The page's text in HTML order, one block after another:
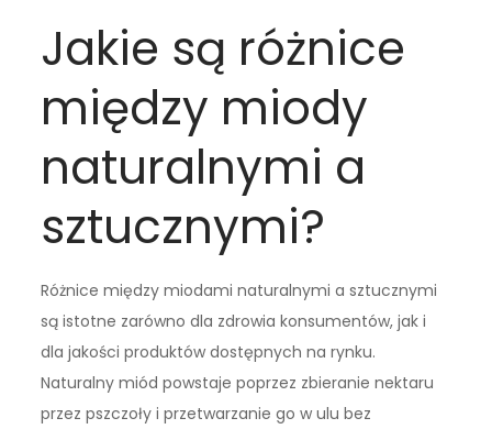
Jakie są różnice
między miody
naturalnymi a
sztucznymi?
Różnice między miodami naturalnymi a sztucznymi
są istotne zarówno dla zdrowia konsumentów, jak i
dla jakości produktów dostępnych na rynku.
Naturalny miód powstaje poprzez zbieranie nektaru
przez pszczoły i przetwarzanie go w ulu bez